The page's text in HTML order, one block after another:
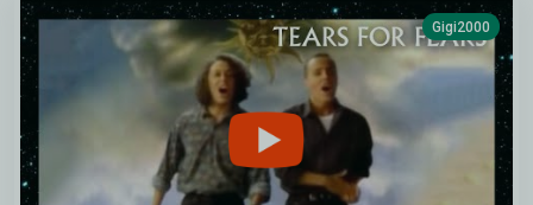
Gigi2000